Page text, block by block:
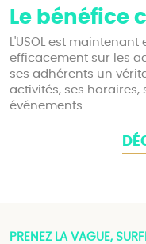
Le bénéfice
L'USOL est
efficacement sur les
ses adhérents un
activités, ses horaires,
événements.
PRENEZ LA VAGUE,